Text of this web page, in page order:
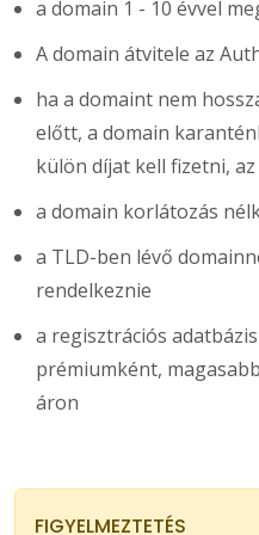
a domain 1 - 10 évvel
A domain átvitele az
ha a domaint nem
előtt, a domain
külön díjat kell fizetni,
a domain korlátozás
a TLD-ben lévő
rendelkeznie
a regisztrációs
prémiumként,
áron
FIGYELMEZTETÉS